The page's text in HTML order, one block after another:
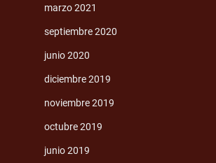
marzo 2021
septiembre 2020
junio 2020
diciembre 2019
noviembre 2019
octubre 2019
junio 2019